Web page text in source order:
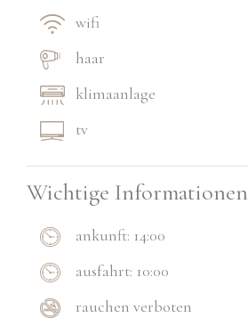
wifi
haar
klimaanlage
tv
Wichtige Informationen
ankunft: 14:00
ausfahrt: 10:00
rauchen verboten